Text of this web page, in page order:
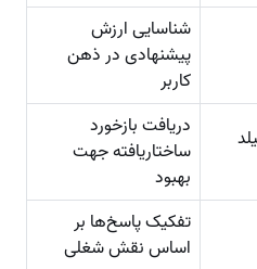
شناسایی ارزش
پیشنهادی در ذهن
کاربر
دریافت بازخورد
ساختاریافته جهت
بهبود
تفکیک پاسخ‌ها بر
اساس نقش شغلی